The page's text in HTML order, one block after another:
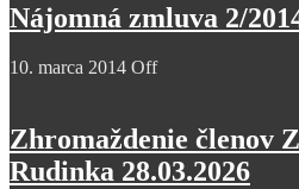
Nájomná zmluva 2/
10. marca 2014 Off
Zhromaždenie členov
Rudinka 28.03.2026